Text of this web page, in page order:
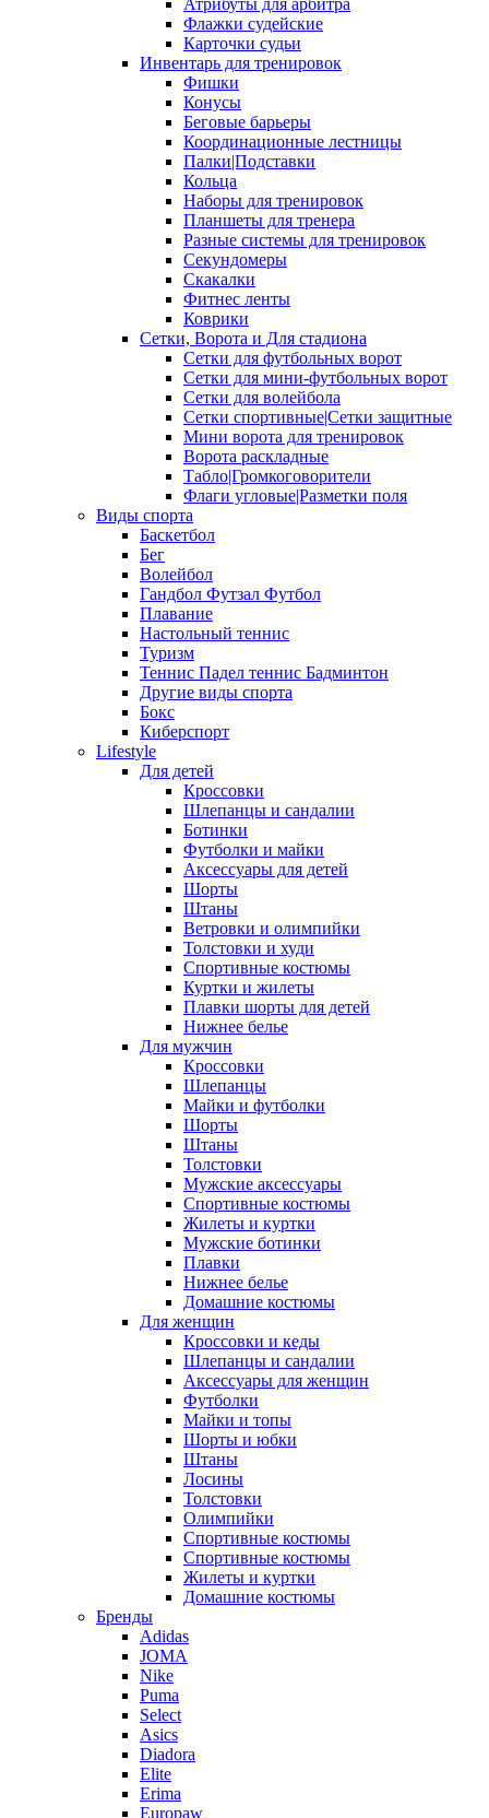
Атрибуты для арбитра
Флажки судейские
Карточки судьи
Инвентарь для тренировок
Фишки
Конусы
Беговые барьеры
Координационные лестницы
Палки|Подставки
Кольца
Наборы для тренировок
Планшеты для тренера
Разные системы для тренировок
Секундомеры
Скакалки
Фитнес ленты
Коврики
Сетки, Ворота и Для стадиона
Сетки для футбольных ворот
Сетки для мини-футбольных ворот
Сетки для волейбола
Сетки спортивные|Сетки защитные
Мини ворота для тренировок
Ворота раскладные
Табло|Громкоговорители
Флаги угловые|Разметки поля
Виды спорта
Баскетбол
Бег
Волейбол
Гандбол Футзал Футбол
Плавание
Настольный теннис
Туризм
Теннис Падел теннис Бадминтон
Другие виды спорта
Бокс
Киберспорт
Lifestyle
Для детей
Кроссовки
Шлепанцы и сандалии
Ботинки
Футболки и майки
Аксессуары для детей
Шорты
Штаны
Ветровки и олимпийки
Толстовки и худи
Спортивные костюмы
Куртки и жилеты
Плавки шорты для детей
Нижнее белье
Для мужчин
Кроссовки
Шлепанцы
Майки и футболки
Шорты
Штаны
Толстовки
Мужские аксессуары
Спортивные костюмы
Жилеты и куртки
Мужские ботинки
Плавки
Нижнее белье
Домашние костюмы
Для женщин
Кроссовки и кеды
Шлепанцы и сандалии
Аксессуары для женщин
Футболки
Майки и топы
Шорты и юбки
Штаны
Лосины
Толстовки
Олимпийки
Спортивные костюмы
Спортивные костюмы
Жилеты и куртки
Домашние костюмы
Бренды
Adidas
JOMA
Nike
Puma
Select
Asics
Diadora
Elite
Erima
Europaw